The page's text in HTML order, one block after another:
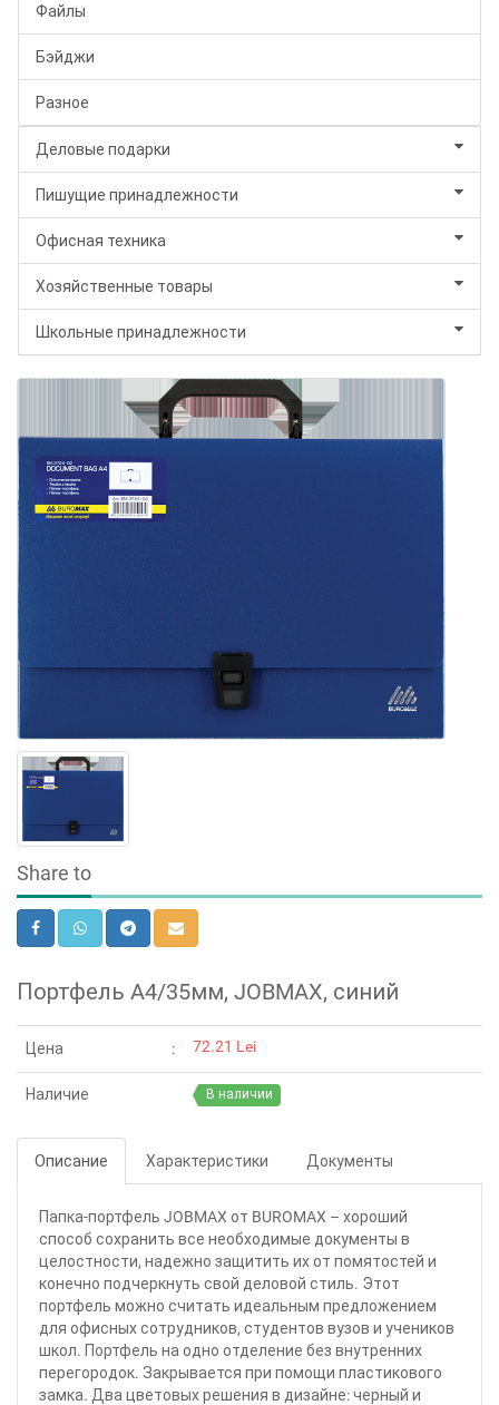
Файлы
Бэйджи
Разное
Деловые подарки
Пишущие принадлежности
Офисная техника
Хозяйственные товары
Школьные принадлежности
Share to
Портфель A4/35мм, JOBMAX, синий
Цена 72.21 Lei
Наличие В наличии
Описание Характеристики Документы
Папка-портфель JOBMAX от BUROMAX – хороший
способ сохранить все необходимые документы в
целостности, надежно защитить их от помятостей и
конечно подчеркнуть свой деловой стиль. Этот
портфель можно считать идеальным предложением
для офисных сотрудников, студентов вузов и учеников
школ. Портфель на одно отделение без внутренних
перегородок. Закрывается при помощи пластикового
замка. Два цветовых решения в дизайне: черный и